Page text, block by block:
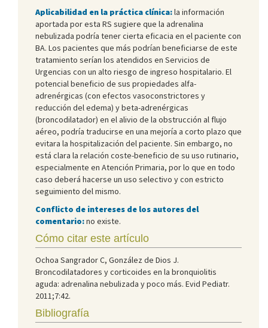
Aplicabilidad en la práctica clínica:la información
aportada por esta RS sugiere que la adrenalina
nebulizada podría tener cierta eficacia en el paciente con
BA. Los pacientes que más podrían beneficiarse de este
tratamiento serían los atendidos en Servicios de
Urgencias con un alto riesgo de ingreso hospitalario. El
potencial beneficio de sus propiedades alfa-
adrenérgicas (con efectos vasoconstrictores y
reducción del edema) y beta-adrenérgicas
(broncodilatador) en el alivio de la obstrucción al flujo
aéreo, podría traducirse en una mejoría a corto plazo que
evitara la hospitalización del paciente. Sin embargo, no
está clara la relación coste-beneficio de su uso rutinario,
especialmente en Atención Primaria, por lo que en todo
caso deberá hacerse un uso selectivo y con estricto
seguimiento del mismo.
Conflicto de intereses de los autores del
comentario:no existe.
Cómo citar este artículo
Ochoa Sangrador C, González de Dios J.
Broncodilatadores y corticoides en la bronquiolitis
aguda: adrenalina nebulizada y poco más. Evid Pediatr.
2011;7:42.
Bibliografía